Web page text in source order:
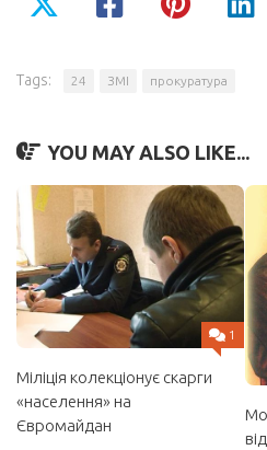
Tags: 24 ЗМІ прокуратура
YOU MAY ALSO LIKE...
1
Міліція колекціонує скарги
«населення» на
Євромайдан